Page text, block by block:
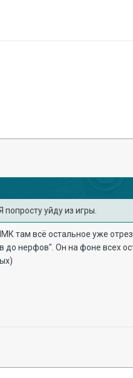
уйду из игры.
там всё остальное уже
до нерфов". Он на фоне всех